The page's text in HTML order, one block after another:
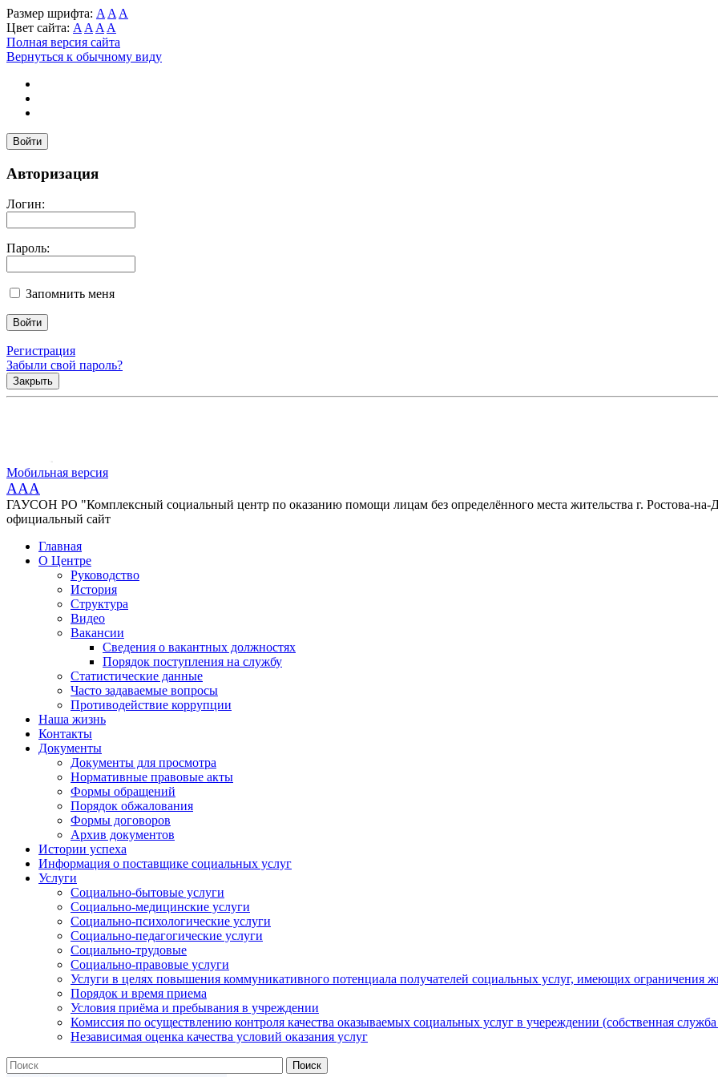
Размер шрифта: A A A
Цвет сайта: A A A A
Полная версия сайта
Вернуться к обычному виду
Войти
Авторизация
Логин:
Пароль:
Запомнить меня
Регистрация
Забыли свой пароль?
Закрыть
Мобильная версия
AAA
ГАУСОН РО "Комплексный социальный центр по оказанию помощи лицам без определённого места жительства г. Ростова-на-
официальный сайт
Главная
О Центре
Руководство
История
Структура
Видео
Вакансии
Сведения о вакантных должностях
Порядок поступления на службу
Статистические данные
Часто задаваемые вопросы
Противодействие коррупции
Наша жизнь
Контакты
Документы
Документы для просмотра
Нормативные правовые акты
Формы обращений
Порядок обжалования
Формы договоров
Архив документов
Истории успеха
Информация о поставщике социальных услуг
Услуги
Социально-бытовые услуги
Социально-медицинские услуги
Социально-психологические услуги
Социально-педагогические услуги
Социально-трудовые
Социально-правовые услуги
Услуги в целях повышения коммуникативного потенциала получателей социальных услуг, имеющих ограничения
Порядок и время приема
Условия приёма и пребывания в учреждении
Комиссия по осуществлению контроля качества оказываемых социальных услуг в учереждении (собственная
Независимая оценка качества условий оказания услуг